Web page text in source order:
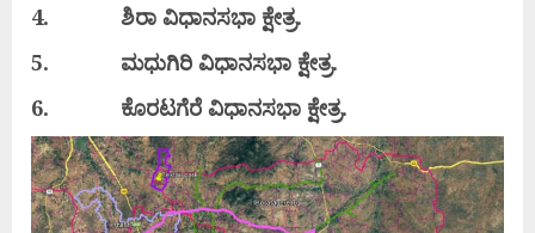
4. ಶಿರಾ ವಿಧಾನಸಭಾ ಕ್ಷೇತ್ರ.
5. ಮಧುಗಿರಿ ವಿಧಾನಸಭಾ ಕ್ಷೇತ್ರ.
6. ಕೊರಟಗೆರೆ ವಿಧಾನಸಭಾ ಕ್ಷೇತ್ರ.